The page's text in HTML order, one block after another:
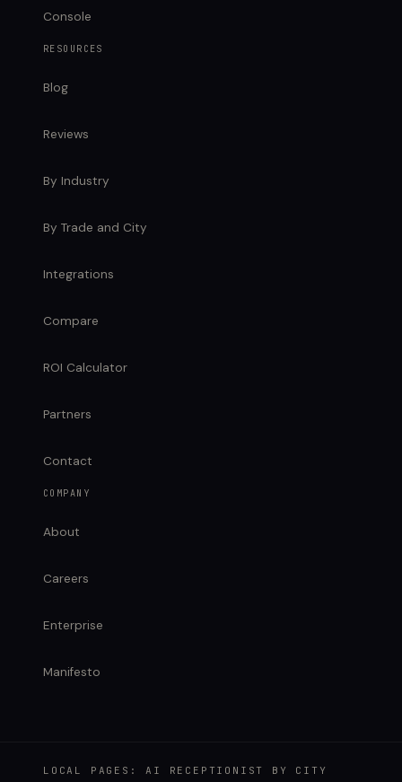
Console
RESOURCES
Blog
Reviews
By Industry
By Trade and City
Integrations
Compare
ROI Calculator
Partners
Contact
COMPANY
About
Careers
Enterprise
Manifesto
LOCAL PAGES: AI RECEPTIONIST BY CITY